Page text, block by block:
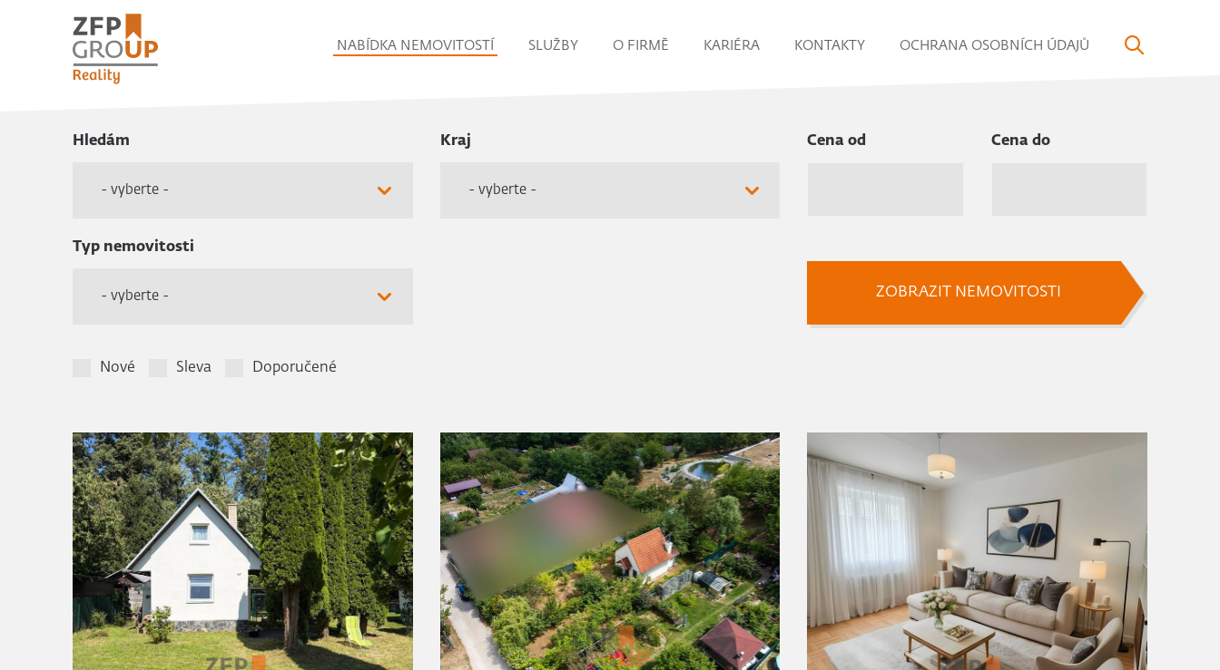
NABÍDKA NEMOVITOSTÍ SLUŽBY O FIRMĚ KARIÉRA KONTAKTY OCHRANA OSOBNÍCH ÚDAJŮ
Hledám
- vyberte -
Kraj
- vyberte -
Cena od Cena do
Typ nemovitosti
- vyberte -
Nové Sleva Doporučené
ZOBRAZIT NEMOVITOSTI